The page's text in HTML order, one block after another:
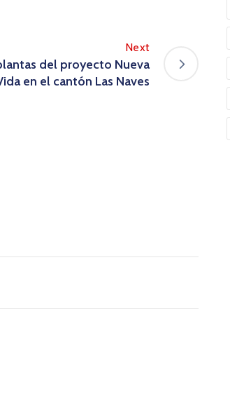
Next
del proyecto Nueva
en el cantón Las Naves